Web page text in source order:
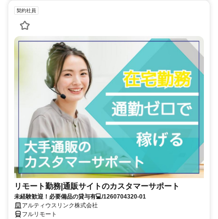
契約社員
リモート勤務|通販サイトのカスタマーサポート
未経験歓迎！必要備品の貸与有💻/1260704320-01
アルティウスリンク株式会社
フルリモート